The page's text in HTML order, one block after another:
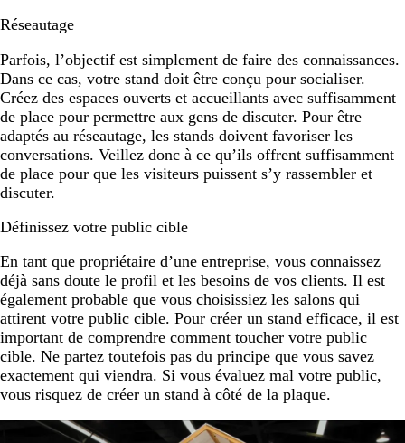
Réseautage
Parfois, l’objectif est simplement de faire des connaissances.
Dans ce cas, votre stand doit être conçu pour socialiser.
Créez des espaces ouverts et accueillants avec suffisamment
de place pour permettre aux gens de discuter. Pour être
adaptés au réseautage, les stands doivent favoriser les
conversations. Veillez donc à ce qu’ils offrent suffisamment
de place pour que les visiteurs puissent s’y rassembler et
discuter.
Définissez votre public cible
En tant que propriétaire d’une entreprise, vous connaissez
déjà sans doute le profil et les besoins de vos clients. Il est
également probable que vous choisissiez les salons qui
attirent votre public cible. Pour créer un stand efficace, il est
important de comprendre comment toucher votre public
cible. Ne partez toutefois pas du principe que vous savez
exactement qui viendra. Si vous évaluez mal votre public,
vous risquez de créer un stand à côté de la plaque.